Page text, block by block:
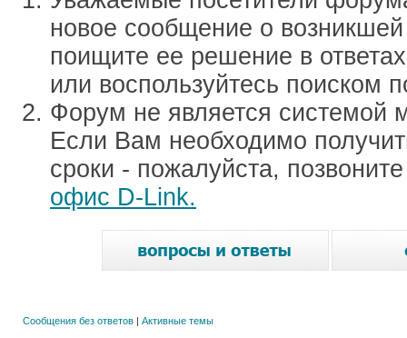
новое сообщение о
поищите ее решение в
или воспользуйтесь поиском
Форум не является системой
Если Вам необходимо
сроки - пожалуйста,
офис D-Link.
Сообщения без ответов | Активные темы